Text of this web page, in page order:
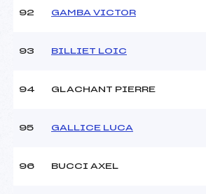
92 GAMBA VICTOR
93 BILLIET LOIC
94 GLACHANT PIERRE
95 GALLICE LUCA
96 BUCCI AXEL